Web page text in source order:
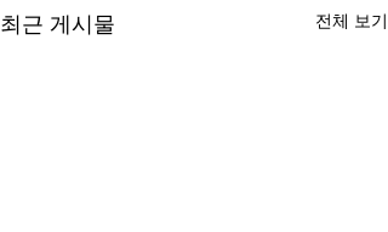
최근 게시물 전체 보기